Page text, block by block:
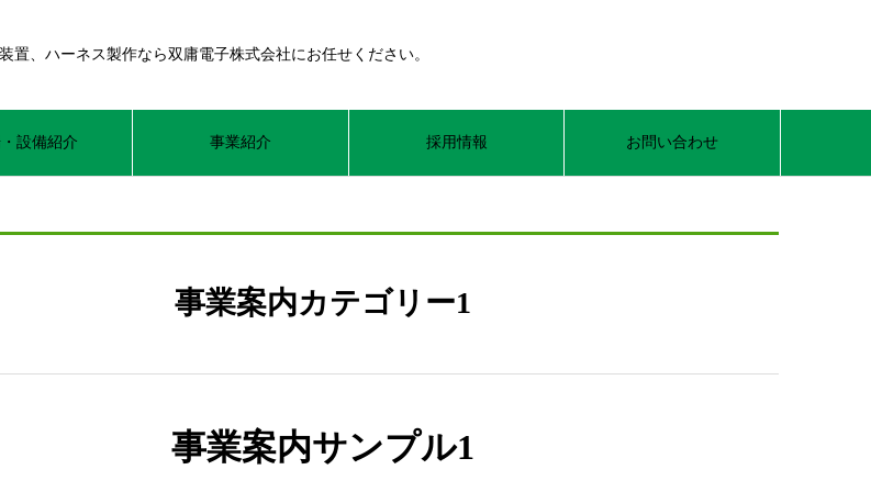
置、ハーネス製作なら双庸電子株式会社にお任せください。
設備紹介 事業紹介 採用情報 お問い合わせ
事業案内カテゴリー1
事業案内サンプル1